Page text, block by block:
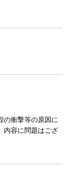
の衝撃等の原因に
内容に問題はござ